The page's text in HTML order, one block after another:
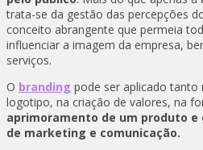
trata-se da gestão das percepções
conceito abrangente que permeia
influenciar a imagem da empresa,
serviços.
O branding pode ser aplicado tanto
logotipo, na criação de valores, na
aprimoramento de um produto
de marketing e comunicação.